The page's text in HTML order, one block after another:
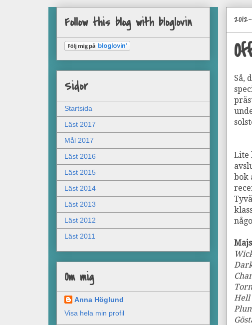
Så,
Lite
bok
Follow this blog with bloglovin
Sidor
Startsida
Läst 2017
Mål 2017
Läst 2016
Läst 2015
Läst 2014
Läst 2013
Läst 2012
Läst 2011
Om mig
Anna Höglund
Visa hela min profil